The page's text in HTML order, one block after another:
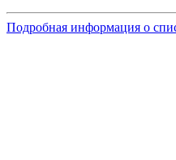
Подробная информация о